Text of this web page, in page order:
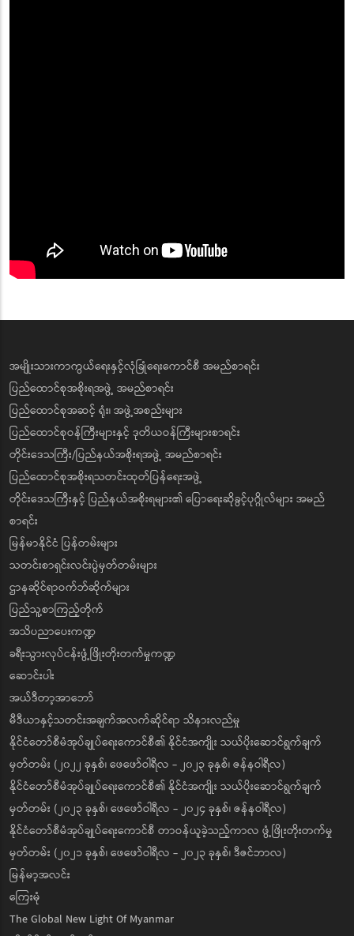
အမျိုးသားကာကွယ်ရေးနှင့်လုံခြုံရေးကောင်စီ အမည်စာရင်း
ပြည်ထောင်စုအစိုးရအဖွဲ့ အမည်စာရင်း
ပြည်ထောင်စုအဆင့် ရုံး၊ အဖွဲ့အစည်းများ
ပြည်ထောင်စုဝန်ကြီးများနှင့် ဒုတိယဝန်ကြီးများစာရင်း
တိုင်းဒေသကြီး/ပြည်နယ်အစိုးရအဖွဲ့ အမည်စာရင်း
ပြည်ထောင်စုအစိုးရသတင်းထုတ်ပြန်ရေးအဖွဲ့
တိုင်းဒေသကြီးနှင့် ပြည်နယ်အစိုးရများ၏ ပြောရေးဆိုခွင့်ပုဂ္ဂိုလ်များ အမည်
စာရင်း
မြန်မာနိုင်ငံ ပြန်တမ်းများ
သတင်းစာရှင်းလင်းပွဲမှတ်တမ်းများ
ဌာနဆိုင်ရာဝက်ဘ်ဆိုက်များ
ပြည်သူ့စာကြည့်တိုက်
အသိပညာပေးကဏ္ဍ
ခရီးသွားလုပ်ငန်းဖွံ့ဖြိုးတိုးတက်မှုကဏ္ဍ
ဆောင်းပါး
အယ်ဒီတာ့အာဘော်
မီဒီယာနှင့်သတင်းအချက်အလက်ဆိုင်ရာ သိနားလည်မှု
နိုင်ငံတော်စီမံအုပ်ချုပ်ရေးကောင်စီ၏ နိုင်ငံအကျိုး သယ်ပိုးဆောင်ရွက်ချက်
မှတ်တမ်း (၂၀၂၂ ခုနှစ်၊ ဖေဖော်ဝါရီလ - ၂၀၂၃ ခုနှစ်၊ ဇန်နဝါရီလ)
နိုင်ငံတော်စီမံအုပ်ချုပ်ရေးကောင်စီ၏ နိုင်ငံအကျိုး သယ်ပိုးဆောင်ရွက်ချက်
မှတ်တမ်း (၂၀၂၃ ခုနှစ်၊ ဖေဖော်ဝါရီလ - ၂၀၂၄ ခုနှစ်၊ ဇန်နဝါရီလ)
နိုင်ငံတော်စီမံအုပ်ချုပ်ရေးကောင်စီ တာဝန်ယူခဲ့သည့်ကာလ ဖွံ့ဖြိုးတိုးတက်မှု
မှတ်တမ်း (၂၀၂၁ ခုနှစ်၊ ဖေဖော်ဝါရီလ - ၂၀၂၃ ခုနှစ်၊ ဒီဇင်ဘာလ)
မြန်မာ့အလင်း
ကြေးမုံ
The Global New Light Of Myanmar